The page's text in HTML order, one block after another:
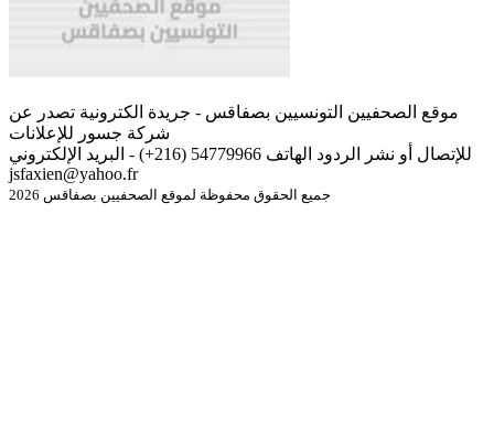
موقع الصحفيين التونسيين بصفاقس - جريدة الكترونية تصدر عن
شركة جسور للإعلانات
للإتصال أو نشر الردود الهاتف 54779966 (216+) - البريد الإلكتروني
jsfaxien@yahoo.fr
جميع الحقوق محفوظة لموقع الصحفيين بصفاقس 2026